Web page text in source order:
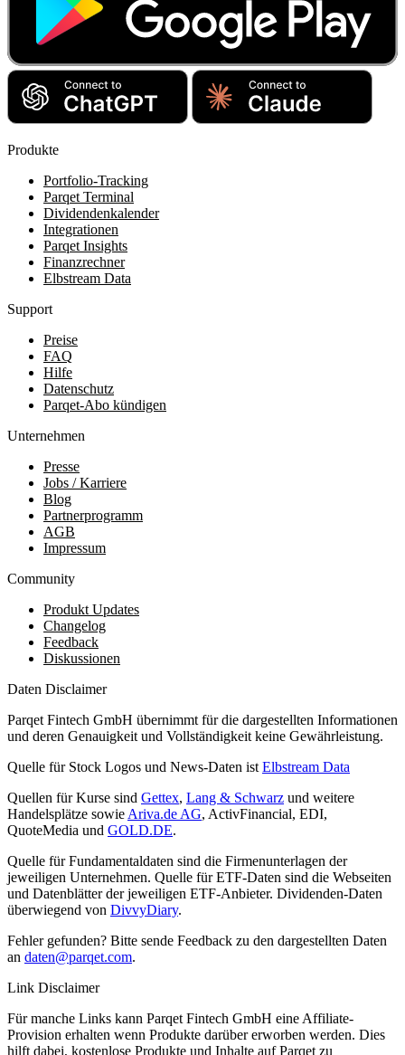
Produkte
Portfolio-Tracking
Parqet Terminal
Dividendenkalender
Integrationen
Parqet Insights
Finanzrechner
Elbstream Data
Support
Preise
FAQ
Hilfe
Datenschutz
Parqet-Abo kündigen
Unternehmen
Presse
Jobs / Karriere
Blog
Partnerprogramm
AGB
Impressum
Community
Produkt Updates
Changelog
Feedback
Diskussionen
Daten Disclaimer
Parqet Fintech GmbH übernimmt für die dargestellten Informationen
und deren Genauigkeit und Vollständigkeit keine Gewährleistung.
Quelle für Stock Logos und News-Daten ist Elbstream Data
Quellen für Kurse sind Gettex, Lang & Schwarz und weitere
Handelsplätze sowie Ariva.de AG, ActivFinancial, EDI,
QuoteMedia und GOLD.DE.
Quelle für Fundamentaldaten sind die Firmenunterlagen der
jeweiligen Unternehmen. Quelle für ETF-Daten sind die Webseiten
und Datenblätter der jeweiligen ETF-Anbieter. Dividenden-Daten
überwiegend von DivvyDiary.
Fehler gefunden? Bitte sende Feedback zu den dargestellten Daten
an daten@parqet.com.
Link Disclaimer
Für manche Links kann Parqet Fintech GmbH eine Affiliate-
Provision erhalten wenn Produkte darüber erworben werden. Dies
hilft dabei, kostenlose Produkte und Inhalte auf Parqet zu